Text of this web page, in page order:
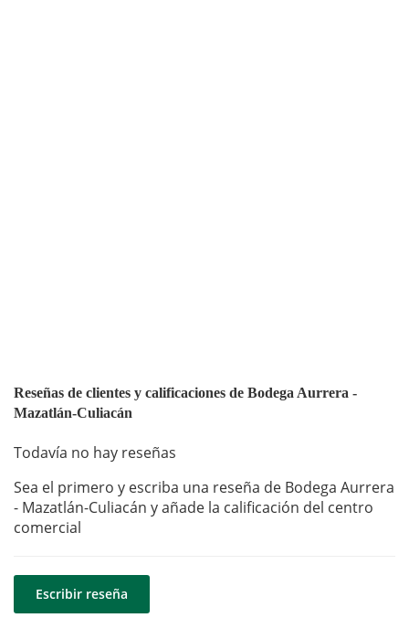
Reseñas de clientes y calificaciones de Bodega Aurrera -
Mazatlán-Culiacán
Todavía no hay reseñas
Sea el primero y escriba una reseña de Bodega Aurrera
- Mazatlán-Culiacán y añade la calificación del centro
comercial
Escribir reseña